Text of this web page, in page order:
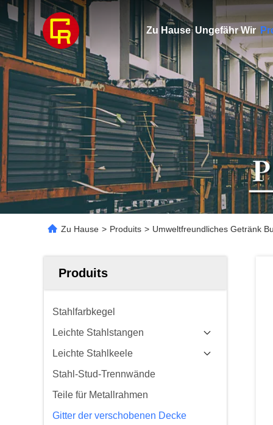
Zu Hause Ungefähr Wir
Zu Hause > Produits > Umweltfreundliches Getränk
Produits
Stahlfarbkegel
Leichte Stahlstangen
Leichte Stahlkeele
Stahl-Stud-Trennwände
Teile für Metallrahmen
Gitter der verschobenen Decke